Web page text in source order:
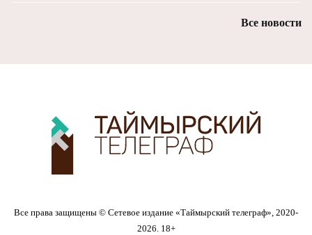
Все новости
Все права защищены © Сетевое издание «Таймырский телеграф», 2020-
2026. 18+